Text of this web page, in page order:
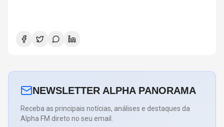
NEWSLETTER ALPHA PANORAMA
Receba as principais notícias, análises e destaques da
Alpha FM direto no seu email.